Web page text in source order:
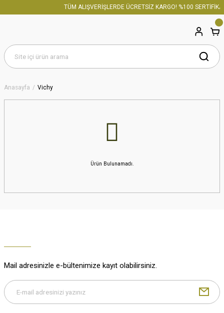
TÜM ALIŞVERİŞLERDE ÜCRETSİZ KARGO! %100
Anasayfa Vichy
Ürün Bulunamadı.
Mail adresinizle e-bültenimize kayıt olabilirsiniz.